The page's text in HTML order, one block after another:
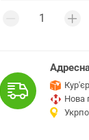
Кур'єр
Нова